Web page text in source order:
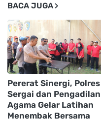
BACA JUGA
Pererat Sinergi, Polres
Sergai dan Pengadilan
Agama Gelar Latihan
Menembak Bersama